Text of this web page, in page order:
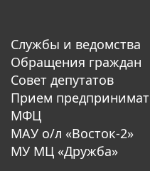
Службы и ведомства
Обращения граждан
Совет депутатов
Прием
МФЦ
МАУ о/л «Восток-2»
МУ МЦ «Дружба»